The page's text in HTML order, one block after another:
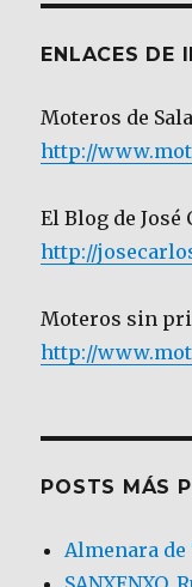
ENLACES DE
Moteros de
http://
El Blog de José
http://
Moteros sin
http://
POSTS MÁS
Almenara de